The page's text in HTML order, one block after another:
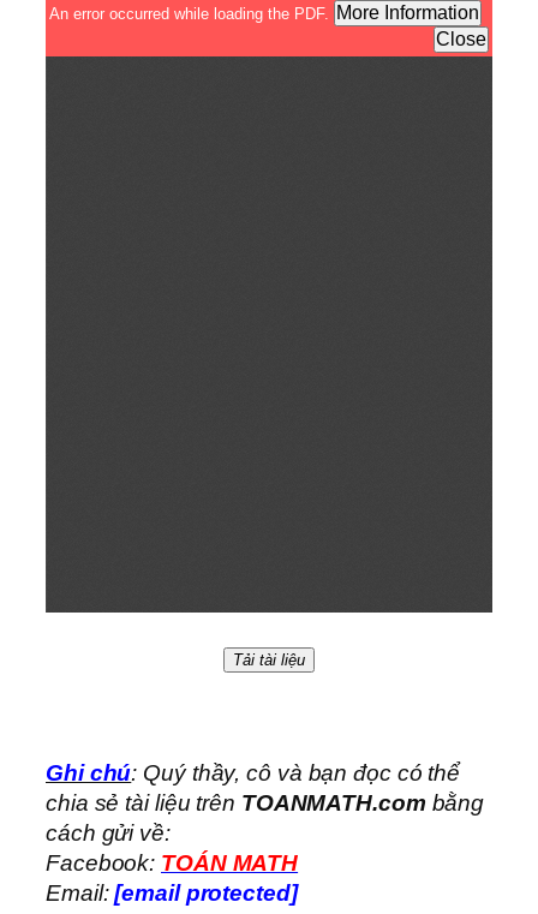
Tải tài liệu
Ghi chú: Quý thầy, cô và bạn đọc có thể
chia sẻ tài liệu trên TOANMATH.com bằng
cách gửi về:
Facebook: TOÁN MATH
Email:[email protected]